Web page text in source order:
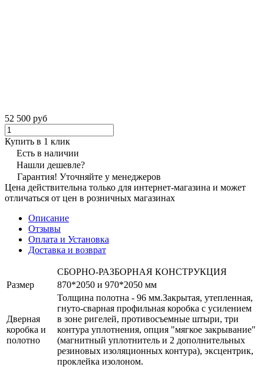
52 500 руб
Купить в 1 клик
Есть в наличии
Нашли дешевле?
Гарантия! Уточняйте у менеджеров
Цена действительна только для интернет-магазина и может
отличаться от цен в розничных магазинах
Описание
Отзывы
Оплата и Установка
Доставка и возврат
СБОРНО-РАЗБОРНАЯ КОНСТРУКЦИЯ
Размер
870*2050 и 970*2050 мм
Дверная
коробка и
полотно
Толщина полотна - 96 мм.Закрытая, утепленная,
гнуто-сварная профильная коробка с усилением
в зоне ригелей, противосъемные штыри, три
контура уплотнения, опция "мягкое закрывание"
(магнитный уплотнитель и 2 дополнительных
резиновых изоляционных контура), эксцентрик,
проклейка изолоном.